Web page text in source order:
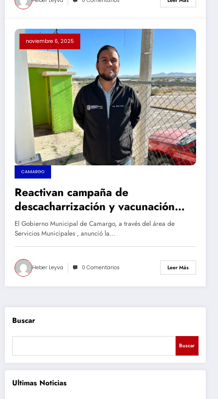
noviembre 6, 2025
CAMARGO
Reactivan campaña de
descacharrización y vacunación
antirrábica en Camargo
El Gobierno Municipal de Camargo, a través del área de
Servicios Municipales , anunció la…
Heber Leyva 0 Comentarios Leer Más
Buscar
Buscar
Ultimas Noticias